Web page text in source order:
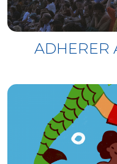
ADHERER